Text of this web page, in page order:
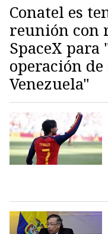
Conatel es
reunión con
SpaceX
operación
Venezuela"